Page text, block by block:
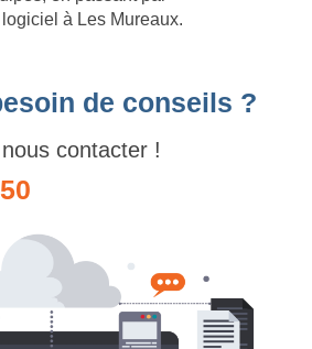
à Les Mureaux.
de conseils ?
contacter !